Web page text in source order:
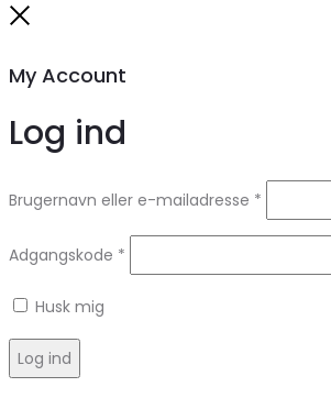
My Account
Log ind
Brugernavn eller e-mailadresse *
Adgangskode *
Husk mig
Log ind